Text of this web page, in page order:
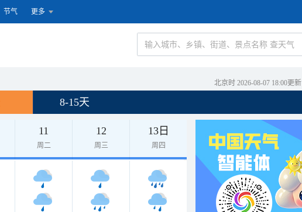
节气 更多
北京时 2026-08-07 18:00更新
8-15天
11
周二
12
周三
13日
周四